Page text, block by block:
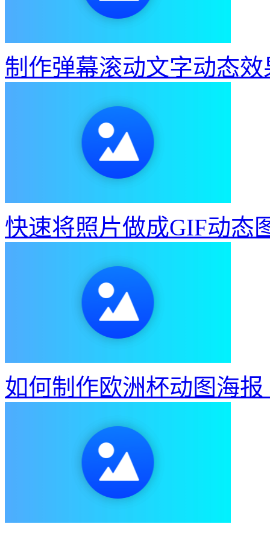
制作弹幕滚动文字动态效
快速将照片做成GIF动态
如何制作欧洲杯动图海报